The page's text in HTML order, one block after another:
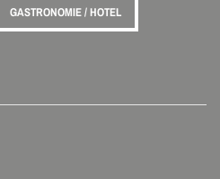
GASTRONOMIE / HOTEL